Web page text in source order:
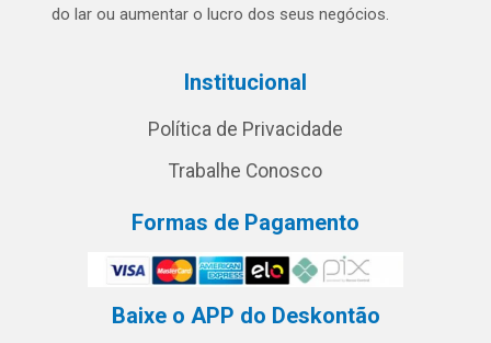
do lar ou aumentar o lucro dos seus negócios.
Institucional
Política de Privacidade
Trabalhe Conosco
Formas de Pagamento
Baixe o APP do Deskontão